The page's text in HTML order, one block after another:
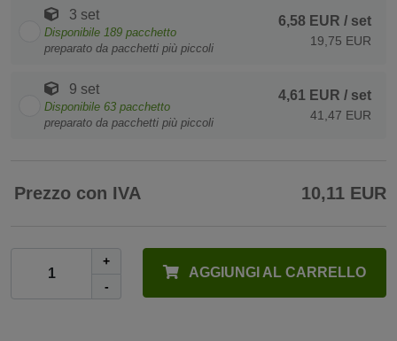
3 set
Disponibile 189 pacchetto
preparato da pacchetti più piccoli
6,58 EUR / set
19,75 EUR
9 set
Disponibile 63 pacchetto
preparato da pacchetti più piccoli
4,61 EUR / set
41,47 EUR
Prezzo con IVA 10,11 EUR
+
-
AGGIUNGI AL CARRELLO